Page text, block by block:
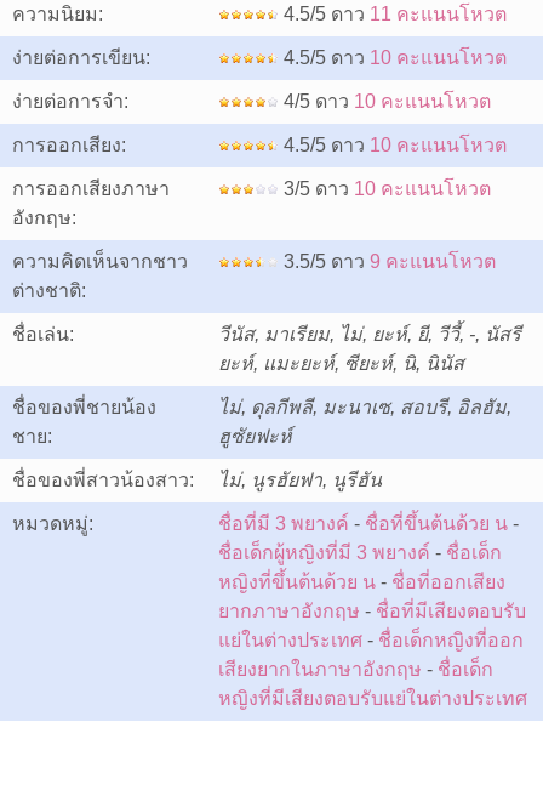
ความนิยม: 4.5/5 ดาว 11 คะแนนโหวต
ง่ายต่อการเขียน: 4.5/5 ดาว 10 คะแนนโหวต
ง่ายต่อการจำ: 4/5 ดาว 10 คะแนนโหวต
การออกเสียง: 4.5/5 ดาว 10 คะแนนโหวต
การออกเสียงภาษา
อังกฤษ:
3/5 ดาว 10 คะแนนโหวต
ความคิดเห็นจากชาว
ต่างชาติ:
3.5/5 ดาว 9 คะแนนโหวต
ชื่อเล่น:
วีนัส, มาเรียม, ไม่, ยะห์, ยี, วีวี้, -, นัสรี
ยะห์, แมะยะห์, ซียะห์, นิ, นินัส
ชื่อของพี่ชายน้อง
ชาย:
ไม่, ดุลกีพลี, มะนาเซ, สอบรี, อิลฮัม,
ฮูซัยฟะห์
ชื่อของพี่สาวน้องสาว: ไม่, นูรฮัยฟา, นูรีฮัน
หมวดหมู่: ชื่อที่มี 3 พยางค์ - ชื่อที่ขึ้นต้นด้วย น -
ชื่อเด็กผู้หญิงที่มี 3 พยางค์ - ชื่อเด็ก
หญิงที่ขึ้นต้นด้วย น - ชื่อที่ออกเสียง
ยากภาษาอังกฤษ - ชื่อที่มีเสียงตอบรับ
แย่ในต่างประเทศ - ชื่อเด็กหญิงที่ออก
เสียงยากในภาษาอังกฤษ - ชื่อเด็ก
หญิงที่มีเสียงตอบรับแย่ในต่างประเทศ